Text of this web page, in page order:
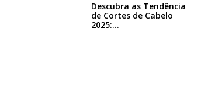
Descubra as Tendência
de Cortes de Cabelo
2025:…